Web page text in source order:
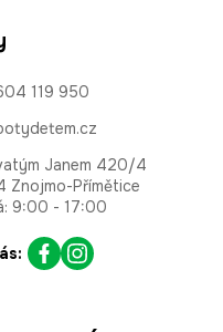
119 950
Janem 420/4
Znojmo-Přímětice
9:00 - 17:00